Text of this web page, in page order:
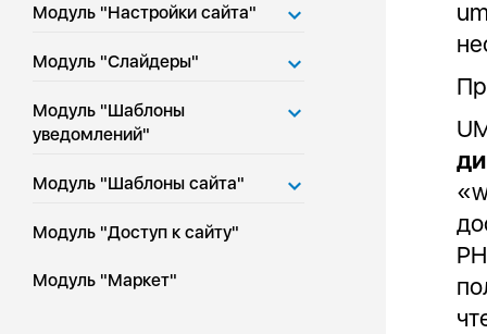
Модуль "Настройки сайта"
Модуль "Слайдеры"
Модуль "Шаблоны
уведомлений"
Модуль "Шаблоны сайта"
Модуль "Доступ к сайту"
Модуль "Маркет"